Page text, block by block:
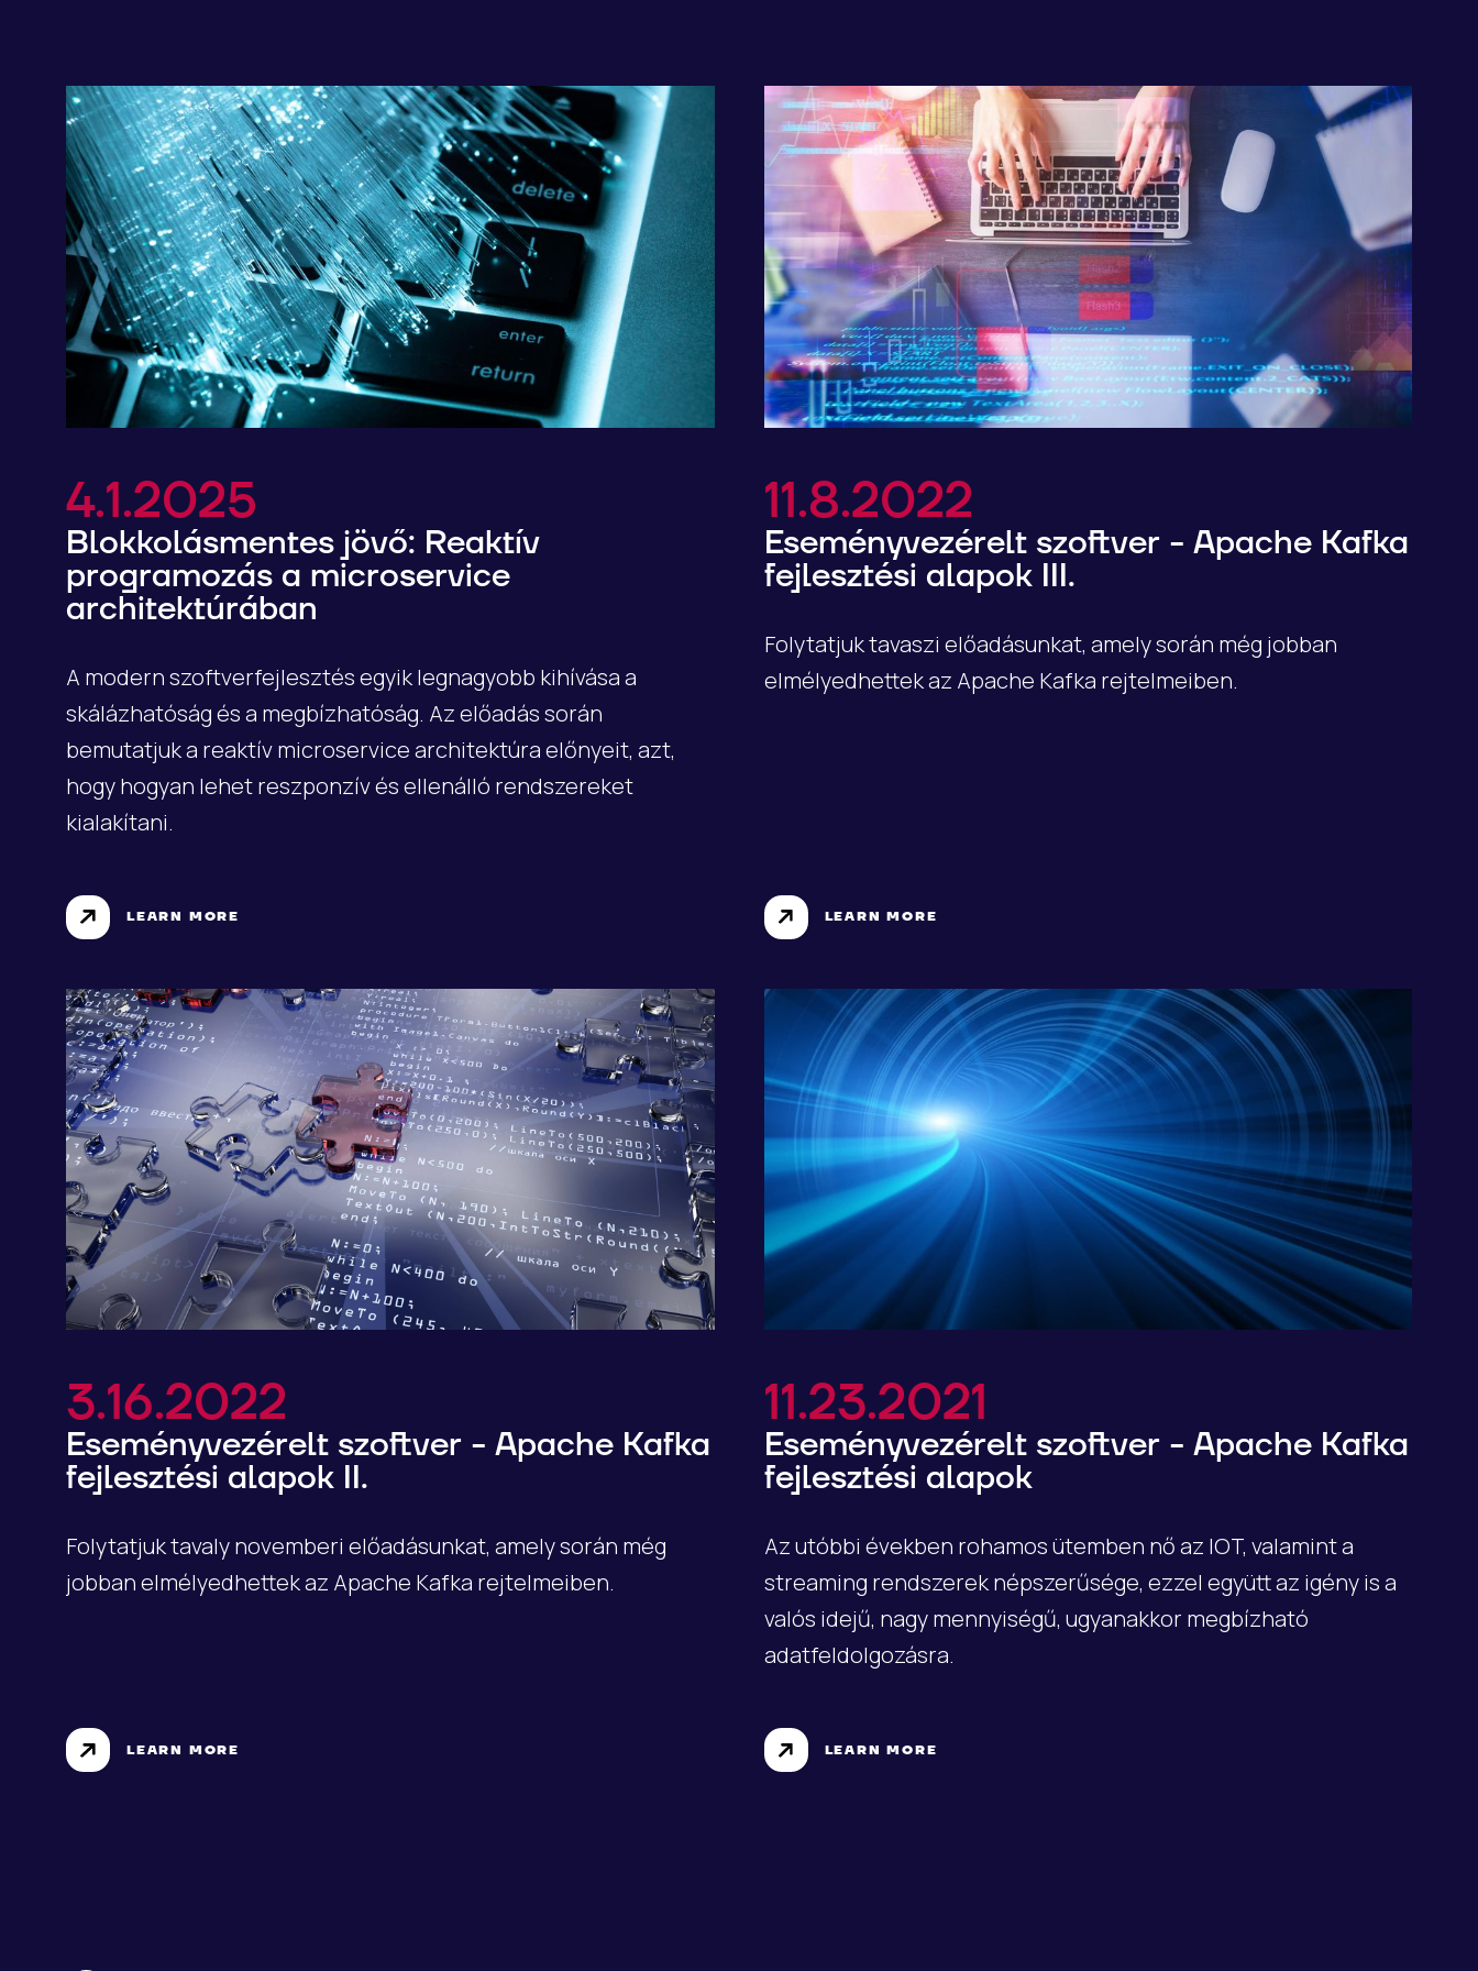
4.1.2025
Blokkolásmentes jövő: Reaktív
programozás a microservice
architektúrában
A modern szoftverfejlesztés egyik legnagyobb kihívása a
skálázhatóság és a megbízhatóság. Az előadás során
bemutatjuk a reaktív microservice architektúra előnyeit, azt,
hogy hogyan lehet reszponzív és ellenálló rendszereket
kialakítani.
LEARN MORE
11.8.2022
Eseményvezérelt szoftver - Apache Kafka
fejlesztési alapok III.
Folytatjuk tavaszi előadásunkat, amely során még jobban
elmélyedhettek az Apache Kafka rejtelmeiben.
LEARN MORE
3.16.2022
Eseményvezérelt szoftver - Apache Kafka
fejlesztési alapok II.
Folytatjuk tavaly novemberi előadásunkat, amely során még
jobban elmélyedhettek az Apache Kafka rejtelmeiben.
LEARN MORE
11.23.2021
Eseményvezérelt szoftver - Apache Kafka
fejlesztési alapok
Az utóbbi években rohamos ütemben nő az IOT, valamint a
streaming rendszerek népszerűsége, ezzel együtt az igény is a
valós idejű, nagy mennyiségű, ugyanakkor megbízható
adatfeldolgozásra.
LEARN MORE